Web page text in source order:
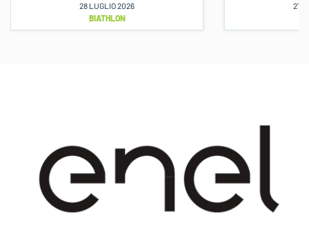
28 LUGLIO 2026
BIATHLON
27